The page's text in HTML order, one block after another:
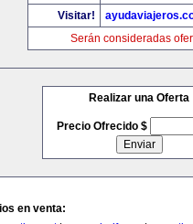
Visitar!
Serán consideradas
Realizar una Oferta
Precio Ofrecido $
en venta: